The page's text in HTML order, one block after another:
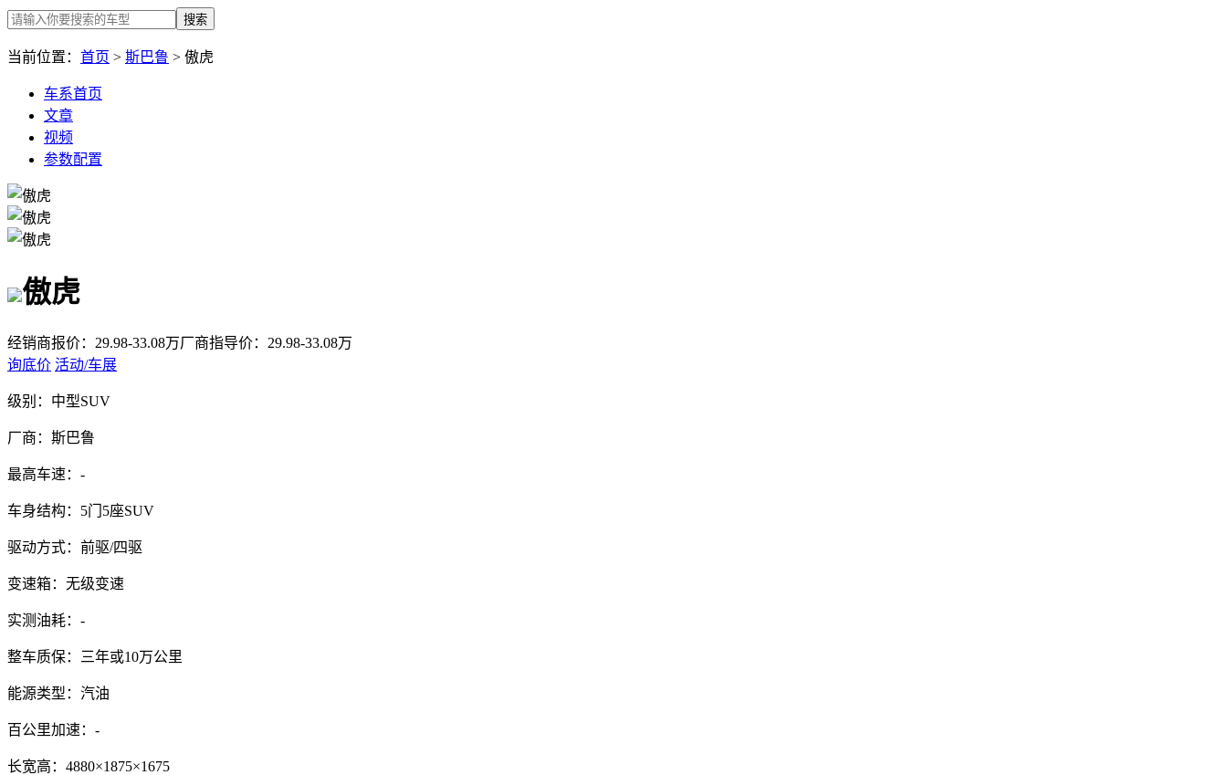
搜索
当前位置： 首页 > 斯巴鲁 > 傲虎
车系首页
文章
视频
参数配置
傲虎
经销商报价： 29.98-33.08万厂商指导价： 29.98-33.08万
询底价 活动/车展
级别： 中型SUV
厂商： 斯巴鲁
最高车速： -
车身结构： 5门5座SUV
驱动方式： 前驱/四驱
变速箱： 无级变速
实测油耗： -
整车质保： 三年或10万公里
能源类型： 汽油
百公里加速： -
长宽高： 4880×1875×1675